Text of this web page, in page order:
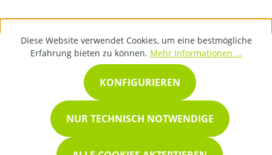
Diese Website verwendet Cookies, um eine bestmögliche
Erfahrung bieten zu können. Mehr Informationen ...
NUR TECHNISCH NOTWENDIGE
KONFIGURIEREN